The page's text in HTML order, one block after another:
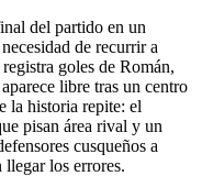
del partido en un
de recurrir a
goles de Román,
libre tras un centro
la historia repite: el
pisan área rival y un
cusqueños a
los errores.